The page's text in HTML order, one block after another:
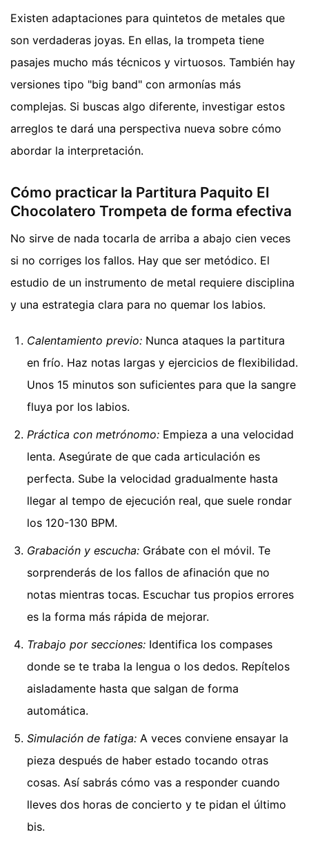
Existen adaptaciones para quintetos de metales que
son verdaderas joyas. En ellas, la trompeta tiene
pasajes mucho más técnicos y virtuosos. También hay
versiones tipo "big band" con armonías más
complejas. Si buscas algo diferente, investigar estos
arreglos te dará una perspectiva nueva sobre cómo
abordar la interpretación.
Cómo practicar la Partitura Paquito El
Chocolatero Trompeta de forma efectiva
No sirve de nada tocarla de arriba a abajo cien veces
si no corriges los fallos. Hay que ser metódico. El
estudio de un instrumento de metal requiere disciplina
y una estrategia clara para no quemar los labios.
Calentamiento previo: Nunca ataques la partitura
en frío. Haz notas largas y ejercicios de flexibilidad.
Unos 15 minutos son suficientes para que la sangre
fluya por los labios.
Práctica con metrónomo: Empieza a una velocidad
lenta. Asegúrate de que cada articulación es
perfecta. Sube la velocidad gradualmente hasta
llegar al tempo de ejecución real, que suele rondar
los 120-130 BPM.
Grabación y escucha: Grábate con el móvil. Te
sorprenderás de los fallos de afinación que no
notas mientras tocas. Escuchar tus propios errores
es la forma más rápida de mejorar.
Trabajo por secciones: Identifica los compases
donde se te traba la lengua o los dedos. Repítelos
aisladamente hasta que salgan de forma
automática.
Simulación de fatiga: A veces conviene ensayar la
pieza después de haber estado tocando otras
cosas. Así sabrás cómo vas a responder cuando
lleves dos horas de concierto y te pidan el último
bis.